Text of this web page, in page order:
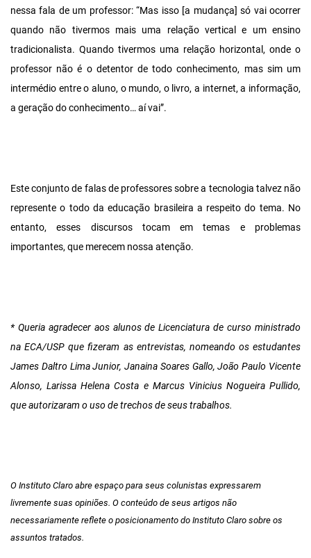
nessa fala de um professor: “Mas isso [a mudança] só vai ocorrer
quando não tivermos mais uma relação vertical e um ensino
tradicionalista. Quando tivermos uma relação horizontal, onde o
professor não é o detentor de todo conhecimento, mas sim um
intermédio entre o aluno, o mundo, o livro, a internet, a informação,
a geração do conhecimento… aí vai”.
Este conjunto de falas de professores sobre a tecnologia talvez não
represente o todo da educação brasileira a respeito do tema. No
entanto, esses discursos tocam em temas e problemas
importantes, que merecem nossa atenção.
* Queria agradecer aos alunos de Licenciatura de curso ministrado
na ECA/USP que fizeram as entrevistas, nomeando os estudantes
James Daltro Lima Junior, Janaina Soares Gallo, João Paulo Vicente
Alonso, Larissa Helena Costa e Marcus Vinicius Nogueira Pullido,
que autorizaram o uso de trechos de seus trabalhos.
O Instituto Claro abre espaço para seus colunistas expressarem
livremente suas opiniões. O conteúdo de seus artigos não
necessariamente reflete o posicionamento do Instituto Claro sobre os
assuntos tratados.